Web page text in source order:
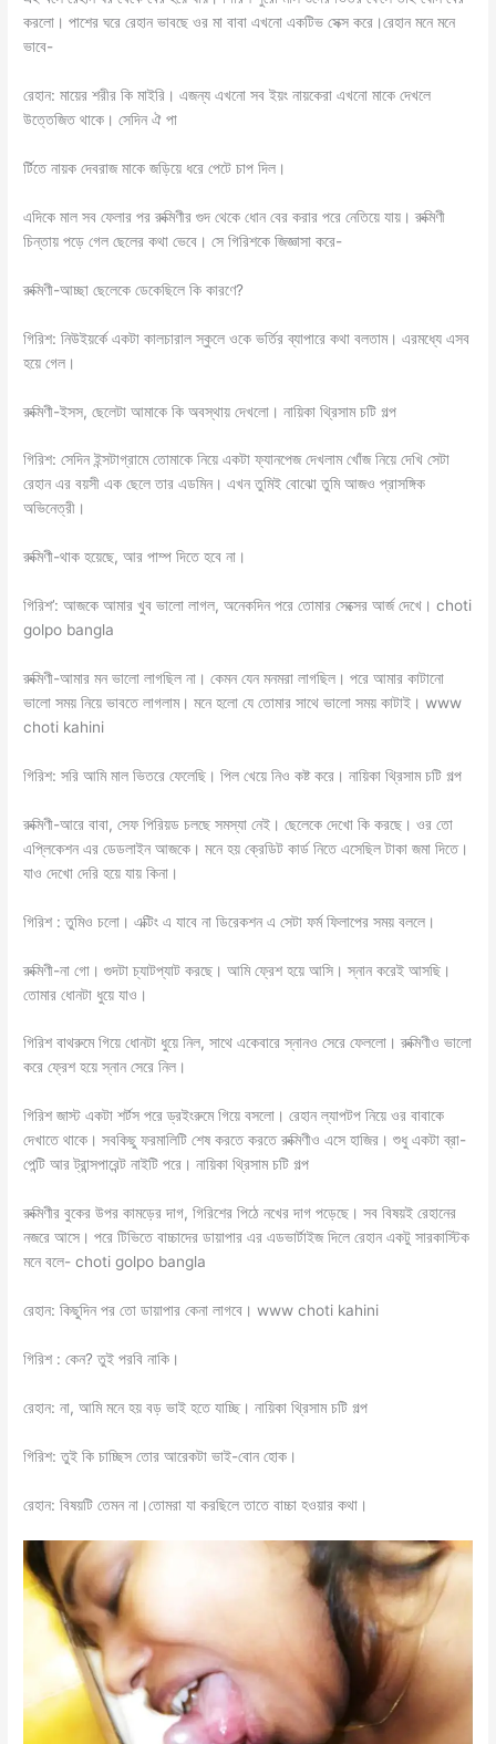
করলো। পাশের ঘরে রেহান ভাবছে ওর মা বাবা এখনো একটিভ সেক্স করে।রেহান মনে মনে
ভাবে-
রেহান: মায়ের শরীর কি মাইরি। এজন্য এখনো সব ইয়ং নায়কেরা এখনো মাকে দেখলে
উত্তেজিত থাকে। সেদিন ঐ পা
র্টিতে নায়ক দেবরাজ মাকে জড়িয়ে ধরে পেটে চাপ দিল।
এদিকে মাল সব ফেলার পর রুক্মিণীর গুদ থেকে ধোন বের করার পরে নেতিয়ে যায়। রুক্মিণী
চিন্তায় পড়ে গেল ছেলের কথা ভেবে। সে গিরিশকে জিজ্ঞাসা করে-
রুক্মিণী-আচ্ছা ছেলেকে ডেকেছিলে কি কারণে?
গিরিশ: নিউইয়র্কে একটা কালচারাল স্কুলে ওকে ভর্তির ব্যাপারে কথা বলতাম। এরমধ্যে এসব
হয়ে গেল।
রুক্মিণী-ইসস, ছেলেটা আমাকে কি অবস্থায় দেখলো। নায়িকা থ্রিসাম চটি গল্প
গিরিশ: সেদিন ইন্সটাগ্রামে তোমাকে নিয়ে একটা ফ্যানপেজ দেখলাম খোঁজ নিয়ে দেখি সেটা
রেহান এর বয়সী এক ছেলে তার এডমিন। এখন তুমিই বোঝো তুমি আজও প্রাসঙ্গিক
অভিনেত্রী।
রুক্মিণী-থাক হয়েছে, আর পাম্প দিতে হবে না।
গিরিশ’: আজকে আমার খুব ভালো লাগল, অনেকদিন পরে তোমার সেক্সের আর্জ দেখে। choti
golpo bangla
রুক্মিণী-আমার মন ভালো লাগছিল না। কেমন যেন মনমরা লাগছিল। পরে আমার কাটানো
ভালো সময় নিয়ে ভাবতে লাগলাম। মনে হলো যে তোমার সাথে ভালো সময় কাটাই। www
choti kahini
গিরিশ: সরি আমি মাল ভিতরে ফেলেছি। পিল খেয়ে নিও কষ্ট করে। নায়িকা থ্রিসাম চটি গল্প
রুক্মিণী-আরে বাবা, সেফ পিরিয়ড চলছে সমস্যা নেই। ছেলেকে দেখো কি করছে। ওর তো
এপ্লিকেশন এর ডেডলাইন আজকে। মনে হয় ক্রেডিট কার্ড নিতে এসেছিল টাকা জমা দিতে।
যাও দেখো দেরি হয়ে যায় কিনা।
গিরিশ : তুমিও চলো। এক্টিং এ যাবে না ডিরেকশন এ সেটা ফর্ম ফিলাপের সময় বললে।
রুক্মিণী-না গো। গুদটা চ্যাটপ্যাট করছে। আমি ফ্রেশ হয়ে আসি। স্নান করেই আসছি।
তোমার ধোনটা ধুয়ে যাও।
গিরিশ বাথরুমে গিয়ে ধোনটা ধুয়ে নিল, সাথে একেবারে স্নানও সেরে ফেললো। রুক্মিণীও ভালো
করে ফ্রেশ হয়ে স্নান সেরে নিল।
গিরিশ জাস্ট একটা শর্টস পরে ড্রইংরুমে গিয়ে বসলো। রেহান ল্যাপটপ নিয়ে ওর বাবাকে
দেখাতে থাকে। সবকিছু ফরমালিটি শেষ করতে করতে রুক্মিণীও এসে হাজির। শুধু একটা ব্রা-
পেন্টি আর ট্রান্সপারেন্ট নাইটি পরে। নায়িকা থ্রিসাম চটি গল্প
রুক্মিণীর বুকের উপর কামড়ের দাগ, গিরিশের পিঠে নখের দাগ পড়েছে। সব বিষয়ই রেহানের
নজরে আসে। পরে টিভিতে বাচ্চাদের ডায়াপার এর এডভার্টাইজ দিলে রেহান একটু সারকাস্টিক
মনে বলে- choti golpo bangla
রেহান: কিছুদিন পর তো ডায়াপার কেনা লাগবে। www choti kahini
গিরিশ : কেন? তুই পরবি নাকি।
রেহান: না, আমি মনে হয় বড় ভাই হতে যাচ্ছি। নায়িকা থ্রিসাম চটি গল্প
গিরিশ: তুই কি চাচ্ছিস তোর আরেকটা ভাই-বোন হোক।
রেহান: বিষয়টি তেমন না।তোমরা যা করছিলে তাতে বাচ্চা হওয়ার কথা।